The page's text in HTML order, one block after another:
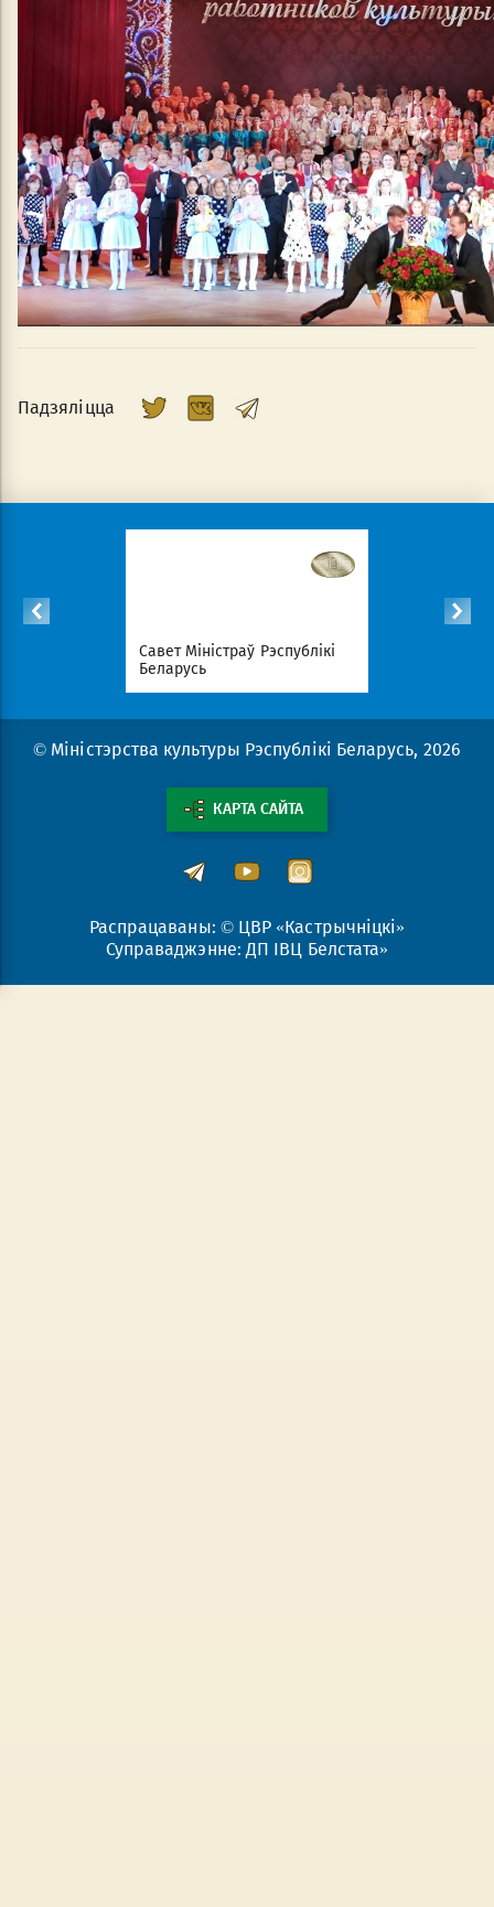
Падзяліцца
Савет Міністраў Рэспублікі
Беларусь
© Міністэрства культуры Рэспублікі Беларусь, 2026
КАРТА САЙТА
Распрацаваны: © ЦВР «Кастрычніцкі»
Суправаджэнне: ДП ІВЦ Белстата»